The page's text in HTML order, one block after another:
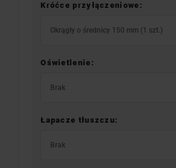
Króćce przyłączeniowe:
Okrągły o średnicy 150 mm (1 szt.)
Oświetlenie:
Brak
Łapacze tłuszczu:
Brak